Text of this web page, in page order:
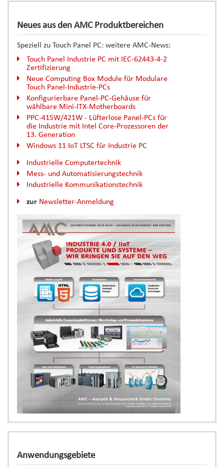
Neues aus den AMC Produktbereichen
Speziell zu Touch Panel PC:
Touch Panel Industrie PC mit IEC-62443-4-2
Zertifizierung
Neue Computing Box Module für Modulare
Touch Panel-Industrie-PCs
Konfigurierbare Panel-PC-Gehäuse für
wählbare Mini-ITX-Motherboards
PPC-415W/421W - Lüfterlose Panel-PCs für
die Industrie mit Intel Core-Prozessoren der
13. Generation
Windows 11 IoT LTSC für Industrie PC
weitere AMC-News:
Industrielle Computertechnik
Mess- und Automatisierungstechnik
Industrielle Kommunikationstechnik
zur Newsletter-Anmeldung
Anwendungsgebiete